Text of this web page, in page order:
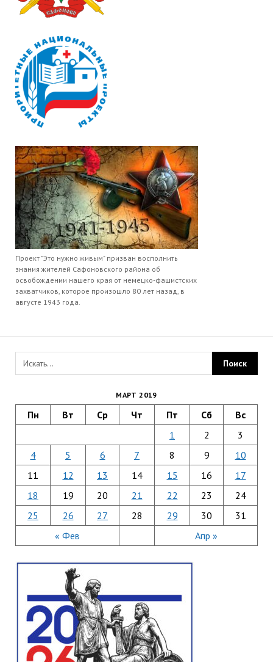
Проект "Это нужно живым" призван восполнить
знания жителей Сафоновского района об
освобождении нашего края от немецко-фашистских
захватчиков, которое произошло 80 лет назад, в
августе 1943 года.
МАРТ 2019
Пн Вт Ср Чт Пт Сб Вс
« Фев Апр »
1 2
3
4
5 6 7 8 9
10
11
12 13 14 15 16
17
18
19 20 21 22 23
24
25
26 27 28 29 30 31